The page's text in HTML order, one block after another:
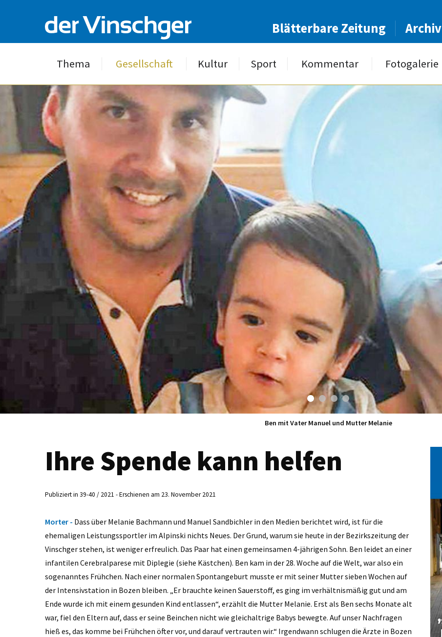
Blätterbare Zeitung Archiv
Thema Gesellschaft Kultur Sport Kommentar Fotogalerie
Ben mit Vater Manuel und Mutter Melanie
Ihre Spende kann helfen
Publiziert in 39-40 / 2021 - Erschienen am 23. November 2021
Morter - Dass über Melanie Bachmann und Manuel Sandbichler in den Medien berichtet wird, ist für die
ehemaligen Leistungssportler im Alpinski nichts Neues. Der Grund, warum sie heute in der Bezirkszeitung der
Vinschger stehen, ist weniger erfreulich. Das Paar hat einen gemeinsamen 4-jährigen Sohn. Ben leidet an einer
infantilen Cerebralparese mit Diplegie (siehe Kästchen). Ben kam in der 28. Woche auf die Welt, war also ein
sogenanntes Frühchen. Nach einer normalen Spontangeburt musste er mit seiner Mutter sieben Wochen auf
der Intensivstation in Bozen bleiben. „Er brauchte keinen Sauerstoff, es ging im verhältnismäßig gut und am
Ende wurde ich mit einem gesunden Kind entlassen“, erzählt die Mutter Melanie. Erst als Ben sechs Monate alt
war, fiel den Eltern auf, dass er seine Beinchen nicht wie gleichaltrige Babys bewegte. Auf unser Nachfragen
hieß es, das komme bei Frühchen öfter vor, und darauf vertrauten wir.“ Irgendwann schlugen die Ärzte in Bozen